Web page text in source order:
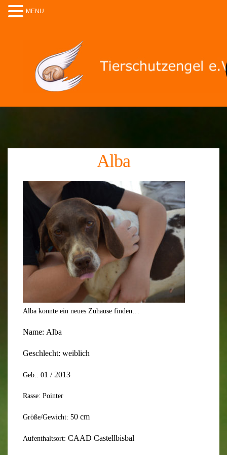
Alba
Alba konnte ein neues Zuhause finden…
Name: Alba
Geschlecht: weiblich
Geb.: 01 / 2013
Rasse: Pointer
Größe/Gewicht: 50 cm
Aufenthaltsort: CAAD Castellbisbal
MENU